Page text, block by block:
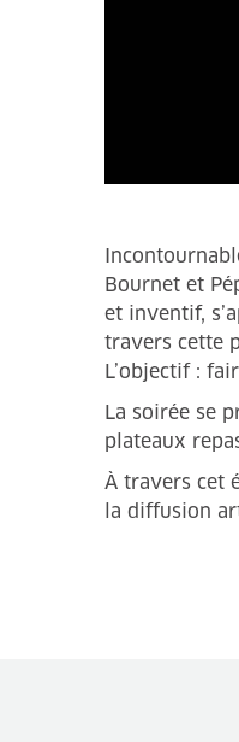
Bournet et
et inventif,
travers cette
L’objectif :
La soirée se
plateaux
À travers cet
la diffusion